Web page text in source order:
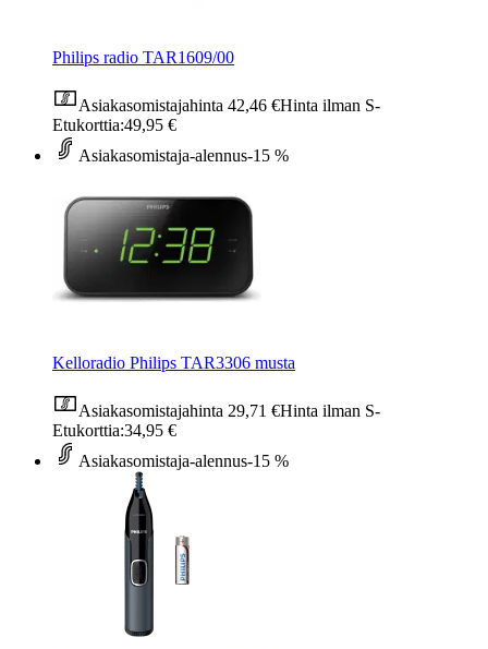
Philips radio TAR1609/00
Asiakasomistajahinta 42,46 €Hinta ilman S-
Etukorttia:49,95 €
Asiakasomistaja-alennus-15 %
Kelloradio Philips TAR3306 musta
Asiakasomistajahinta 29,71 €Hinta ilman S-
Etukorttia:34,95 €
Asiakasomistaja-alennus-15 %